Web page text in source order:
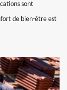
sont
de bien-être est